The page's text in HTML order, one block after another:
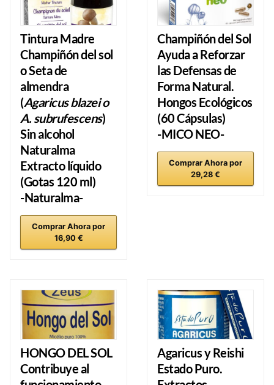
Tintura Madre
Champiñón del sol
o Seta de
almendra
(Agaricus blazei o
A. subrufescens)
Sin alcohol
Naturalma
Extracto líquido
(Gotas 120 ml)
-Naturalma-
Comprar Ahora por
16,90 €
Champiñón del Sol
Ayuda a Reforzar
las Defensas de
Forma Natural.
Hongos Ecológicos
(60 Cápsulas)
-MICO NEO-
Comprar Ahora por
29,28 €
HONGO DEL SOL
Contribuye al
Agaricus y Reishi
Estado Puro.